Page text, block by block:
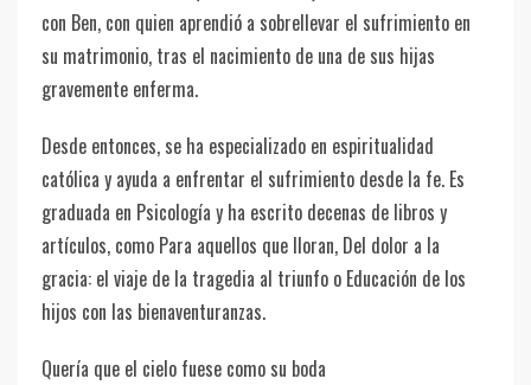
con Ben, con quien aprendió a sobrellevar el sufrimiento en
su matrimonio, tras el nacimiento de una de sus hijas
gravemente enferma.
Desde entonces, se ha especializado en espiritualidad
católica y ayuda a enfrentar el sufrimiento desde la fe. Es
graduada en Psicología y ha escrito decenas de libros y
artículos, como Para aquellos que lloran, Del dolor a la
gracia: el viaje de la tragedia al triunfo o Educación de los
hijos con las bienaventuranzas.
Quería que el cielo fuese como su boda